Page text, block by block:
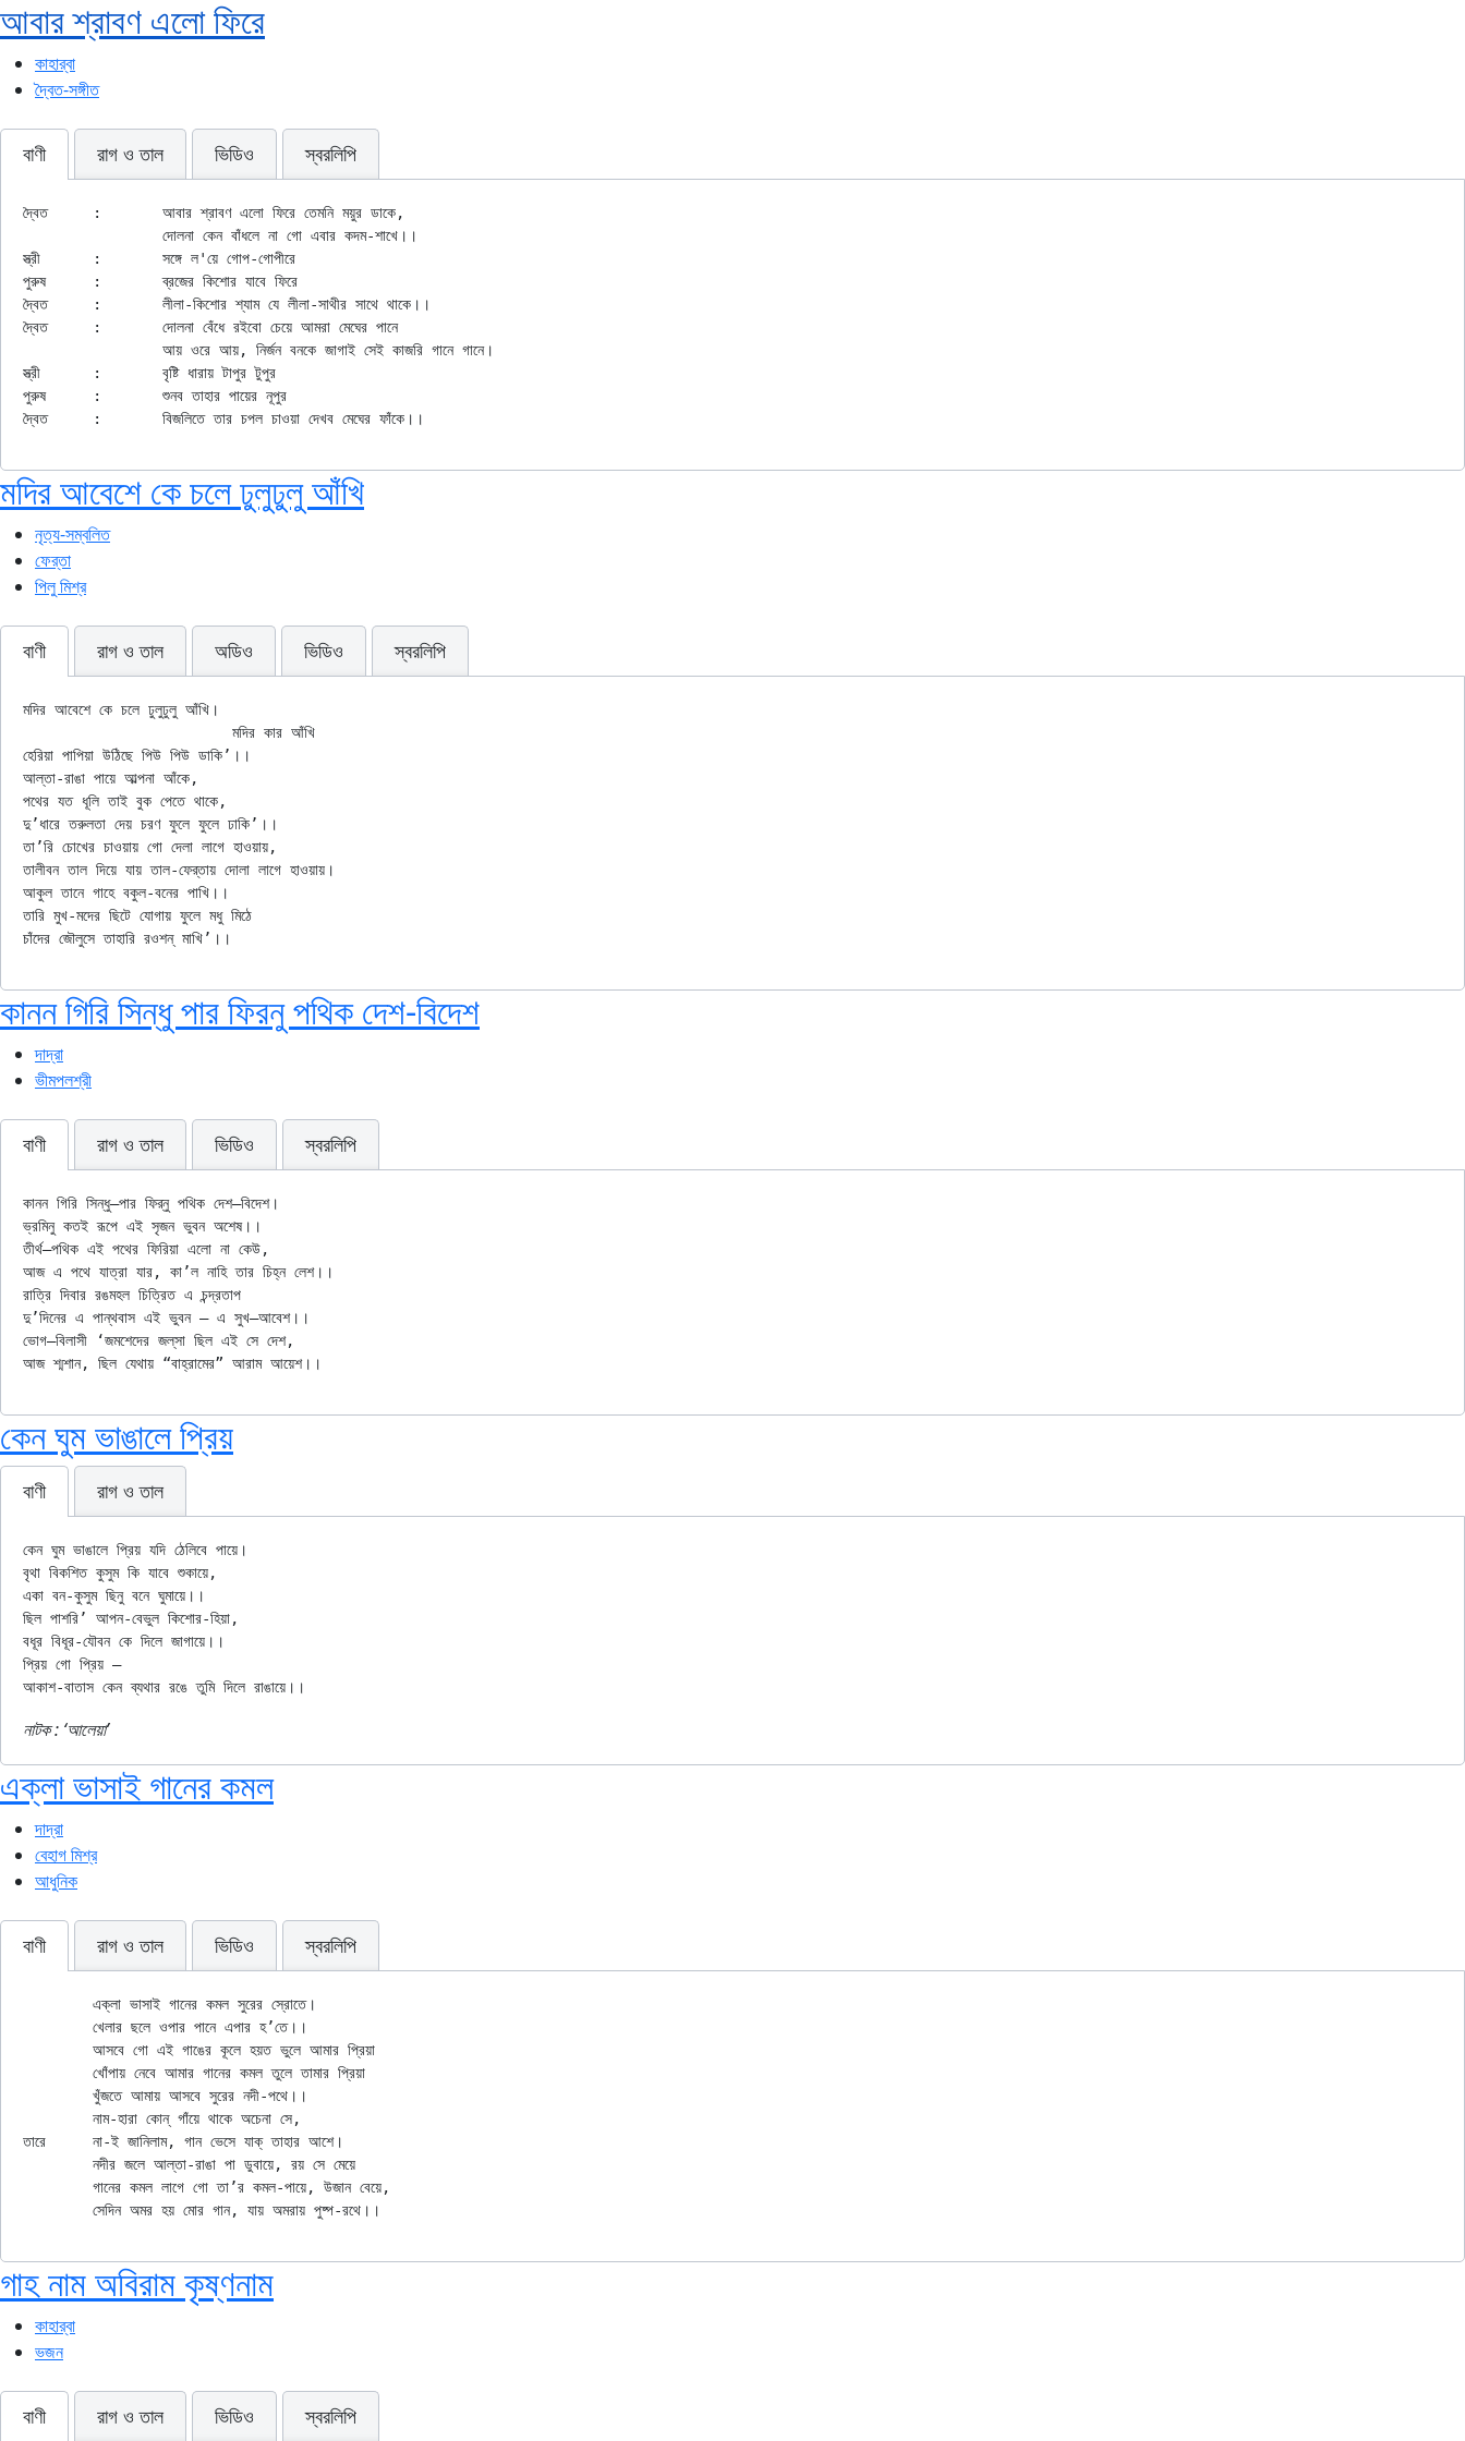
আবার শ্রাবণ এলো ফিরে
কাহার্‌বা
দ্বৈত-সঙ্গীত
বাণী রাগ ও তাল ভিডিও স্বরলিপি
দ্বৈত	:	আবার শ্রাবণ এলো ফিরে তেমনি ময়ুর ডাকে,
স্ত্রী	:	সঙ্গে ল'য়ে গোপ-গোপীরে
পুরুষ	:	ব্রজের কিশোর যাবে ফিরে
দ্বৈত	:	লীলা-কিশোর শ্যাম যে লীলা-সাথীর সাথে থাকে।।
দ্বৈত	:	দোলনা বেঁধে রইবো চেয়ে আমরা মেঘের পানে
স্ত্রী	:	বৃষ্টি ধারায় টাপুর টুপুর
পুরুষ	:	শুনব তাহার পায়ের নূপুর
মদির আবেশে কে চলে ঢুলুঢুলু আঁখি
নৃত্য-সম্বলিত
ফের্‌তা
পিলু মিশ্র
বাণী রাগ ও তাল অডিও ভিডিও স্বরলিপি
মদির আবেশে কে চলে ঢুলুঢুলু আঁখি।
হেরিয়া পাপিয়া উঠিছে পিউ পিউ ডাকি’।।
আল্‌তা-রাঙা পায়ে আল্পনা আঁকে,
পথের যত ধূলি তাই বুক পেতে থাকে,
দু’ধারে তরুলতা দেয় চরণ ফুলে ফুলে ঢাকি’।।
তা’রি চোখের চাওয়ায় গো দেলা লাগে হাওয়ায়,
তালীবন তাল দিয়ে যায় তাল-ফের্‌তায় দোলা লাগে হাওয়ায়।
আকুল তানে গাহে বকুল-বনের পাখি।।
তারি মুখ-মদের ছিটে যোগায় ফুলে মধু মিঠে
কানন গিরি সিন্ধু পার ফিরনু পথিক দেশ-বিদেশ
দাদ্‌রা
ভীমপলশ্রী
বাণী রাগ ও তাল ভিডিও স্বরলিপি
কানন গিরি সিন্ধু–পার ফির্‌নু পথিক দেশ–বিদেশ।
ভ্রমিনু কতই রূপে এই সৃজন ভুবন অশেষ।।
তীর্থ–পথিক এই পথের ফিরিয়া এলো না কেউ,
আজ এ পথে যাত্রা যার, কা’ল নাহি তার চিহ্ন লেশ।।
রাত্রি দিবার রঙমহল চিত্রিত এ চন্দ্রতাপ
দু’দিনের এ পান্থবাস এই ভুবন – এ সুখ–আবেশ।।
ভোগ–বিলাসী ‘জমশেদের জল্‌সা ছিল এই সে দেশ,
কেন ঘুম ভাঙালে প্রিয়
বাণী রাগ ও তাল
কেন ঘুম ভাঙালে প্রিয় যদি ঠেলিবে পায়ে।
বৃথা বিকশিত কুসুম কি যাবে শুকায়ে,
একা বন-কুসুম ছিনু বনে ঘুমায়ে।।
ছিল পাশরি’ আপন-বেভুল কিশোর-হিয়া,
বধূর বিধূর-যৌবন কে দিলে জাগায়ে।।
প্রিয় গো প্রিয় —
নাটক : ‘আলেয়া’
এক্‌লা ভাসাই গানের কমল
দাদ্‌রা
বেহাগ মিশ্র
আধুনিক
বাণী রাগ ও তাল ভিডিও স্বরলিপি
তারে	না-ই জানিলাম, গান ভেসে যাক্ তাহার আশে।
গাহ নাম অবিরাম কৃষ্ণনাম
কাহার্‌বা
ভজন
বাণী রাগ ও তাল ভিডিও স্বরলিপি